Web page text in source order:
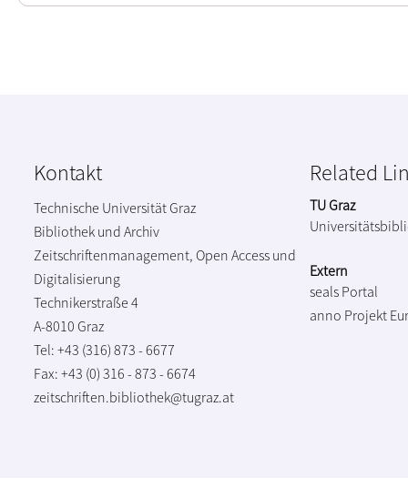
Kontakt
Technische Universität Graz
Bibliothek und Archiv
Zeitschriftenmanagement, Open Access und
Digitalisierung
Technikerstraße 4
A-8010 Graz
Tel: +43 (316) 873 - 6677
Fax: +43 (0) 316 - 873 - 6674
zeitschriften.bibliothek@tugraz.at
Related
TU Graz
Extern
seals Portal
anno Projekt